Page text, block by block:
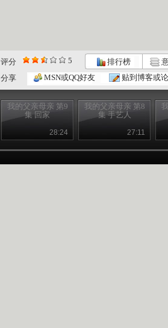
评分 5 排行榜
分享
MSN或QQ好友 贴到博客或
我的父亲母亲 第9
集 回家
28:24
我的父亲母亲 第8
集 手艺人
27:11